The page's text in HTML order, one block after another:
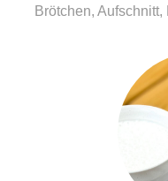
Brötchen,